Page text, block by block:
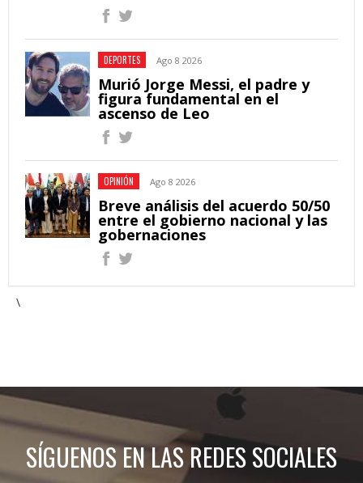
DEPORTES Ago 8 2026
Murió Jorge Messi, el padre y
figura fundamental en el
ascenso de Leo
OPINIÓN Ago 8 2026
Breve análisis del acuerdo 50/50
entre el gobierno nacional y las
gobernaciones
\
SÍGUENOS EN LAS REDES SOCIALES